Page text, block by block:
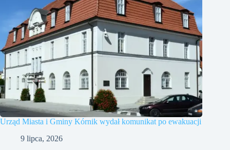
Urząd Miasta i Gminy Kórnik wydał komunikat po ewakuacji
9 lipca, 2026